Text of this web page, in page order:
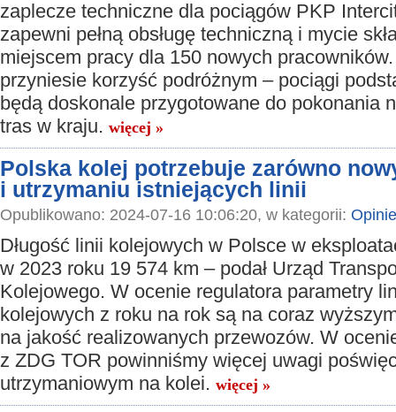
zaplecze techniczne dla pociągów PKP
zapewni pełną obsługę techniczną i mycie
miejscem pracy dla 150 nowych
przyniesie korzyść podróżnym – pociągi
będą doskonale przygotowane do pokonania
tras w kraju. więcej »
Polska kolej potrzebuje zarówno
i utrzymaniu istniejących linii
Opublikowano: 2024-07-16 10:06:20, w kategorii: Opinie
Długość linii kolejowych w Polsce w
w 2023 roku 19 574 km – podał Urząd
Kolejowego. W ocenie regulatora parametry
kolejowych z roku na rok są na coraz
na jakość realizowanych przewozów. W
z ZDG TOR powinniśmy więcej uwagi
utrzymaniowym na kolei. więcej »